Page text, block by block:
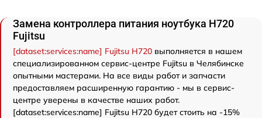
Замена контроллера питания ноутбука H720
Fujitsu
[dataset:services:name] Fujitsu H720 выполняется в нашем
специализированном сервис-центре Fujitsu в Челябинске
опытными мастерами. На все виды работ и запчасти
предоставляем расширенную гарантию - мы в сервис-
центре уверены в качестве наших работ.
[dataset:services:name] Fujitsu H720 будет стоить на -15%